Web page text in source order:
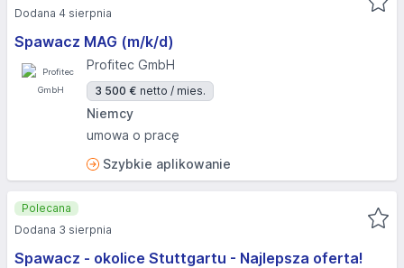
Spawacz MAG (m/k/d)
Profitec GmbH
3 500 € netto / mies.
Niemcy
umowa o pracę
Szybkie aplikowanie
Dodana 4 sierpnia
Spawacz - okolice Stuttgartu - Najlepsza oferta!
Polecana
Dodana 3 sierpnia